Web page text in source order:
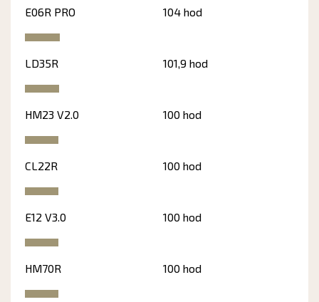
E06R PRO 104 hod
LD35R 101,9 hod
HM23 V2.0 100 hod
CL22R 100 hod
E12 V3.0 100 hod
HM70R 100 hod